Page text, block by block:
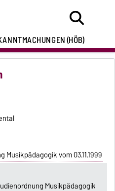
(HÖB)
Musikpädagogik vom 03.11.1999
Musikpädagogik